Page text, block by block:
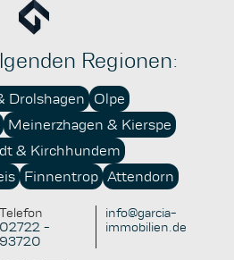
höhere Renditeperspektiven
im Hinblick auf
Bestimmungen sind
für mehr Nachhaltigkeit im
sich frühzeitig mit
nachhaltigen Konzepten
sich und künftige
Mehrwert.
Regionen:
Drolshagen
Olpe
Meinerzhagen & Kierspe
& Kirchhundem
Finnentrop Attendorn
Telefon
02722 -
93720
info@garcia-
immobilien.de